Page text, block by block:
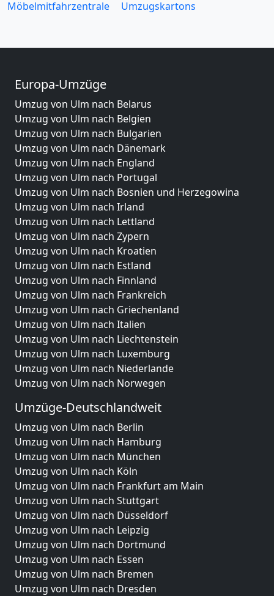
Möbelmitfahrzentrale
Umzugskartons
Europa-Umzüge
Umzug von Ulm nach Belarus
Umzug von Ulm nach Belgien
Umzug von Ulm nach Bulgarien
Umzug von Ulm nach Dänemark
Umzug von Ulm nach England
Umzug von Ulm nach Portugal
Umzug von Ulm nach Bosnien und Herzegowina
Umzug von Ulm nach Irland
Umzug von Ulm nach Lettland
Umzug von Ulm nach Zypern
Umzug von Ulm nach Kroatien
Umzug von Ulm nach Estland
Umzug von Ulm nach Finnland
Umzug von Ulm nach Frankreich
Umzug von Ulm nach Griechenland
Umzug von Ulm nach Italien
Umzug von Ulm nach Liechtenstein
Umzug von Ulm nach Luxemburg
Umzug von Ulm nach Niederlande
Umzug von Ulm nach Norwegen
Umzüge-Deutschlandweit
Umzug von Ulm nach Berlin
Umzug von Ulm nach Hamburg
Umzug von Ulm nach München
Umzug von Ulm nach Köln
Umzug von Ulm nach Frankfurt am Main
Umzug von Ulm nach Stuttgart
Umzug von Ulm nach Düsseldorf
Umzug von Ulm nach Leipzig
Umzug von Ulm nach Dortmund
Umzug von Ulm nach Essen
Umzug von Ulm nach Bremen
Umzug von Ulm nach Dresden